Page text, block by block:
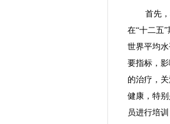
首先
在“十二五
世界平均
要指标，
的治疗，
健康，特
员进行培